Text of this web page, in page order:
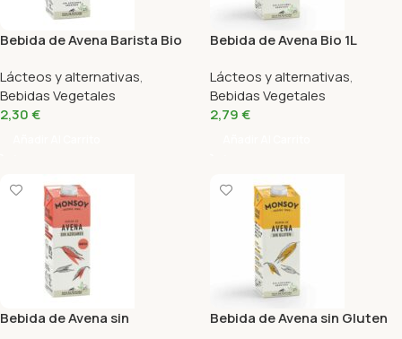
Bebida de Avena Barista Bio
Lácteos y alternativas,
Bebidas Vegetales
2,30€
Bebida de Avena Bio 1L
Lácteos y alternativas,
Bebidas Vegetales
2,79€
Bebida de Avena sin
Bebida de Avena sin Gluten